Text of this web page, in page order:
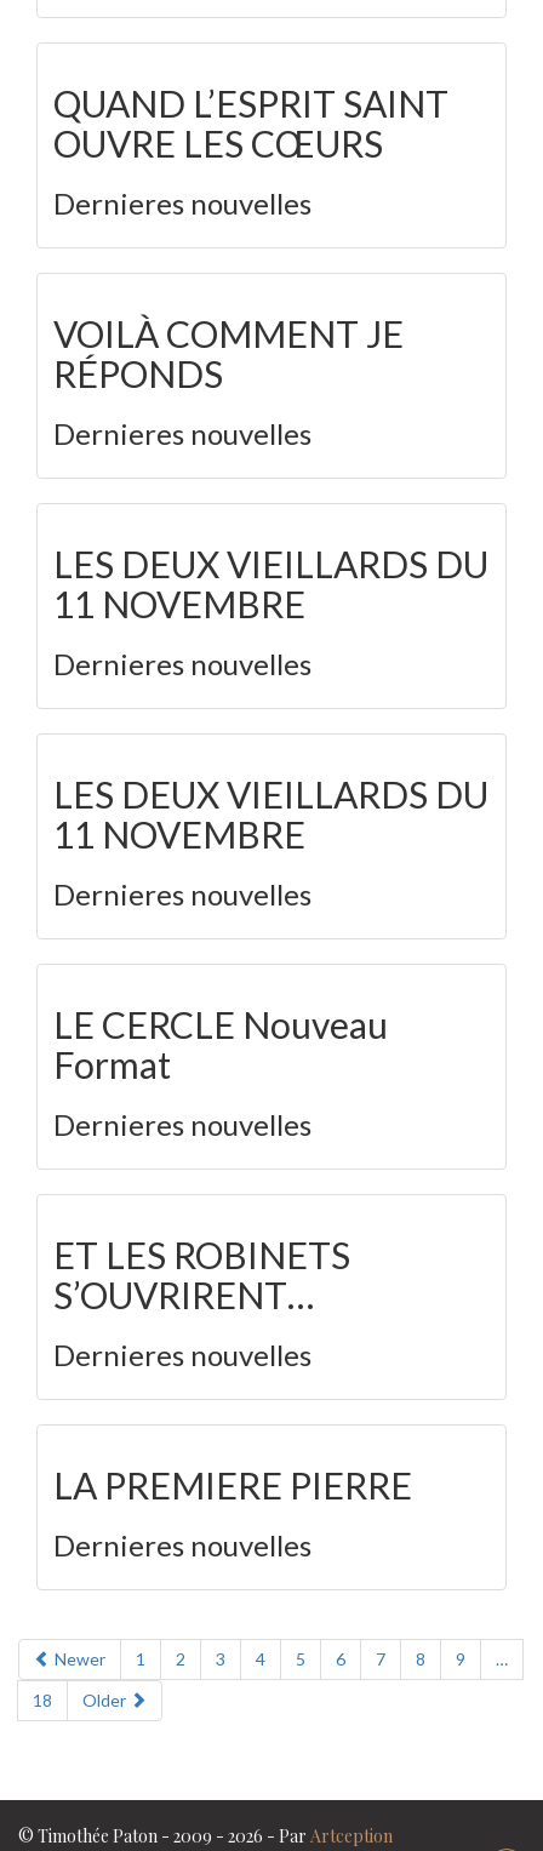
QUAND L’ESPRIT SAINT
OUVRE LES CŒURS
Dernieres nouvelles
VOILÀ COMMENT JE
RÉPONDS
Dernieres nouvelles
LES DEUX VIEILLARDS DU
11 NOVEMBRE
Dernieres nouvelles
LES DEUX VIEILLARDS DU
11 NOVEMBRE
Dernieres nouvelles
LE CERCLE Nouveau
Format
Dernieres nouvelles
ET LES ROBINETS
S’OUVRIRENT…
Dernieres nouvelles
LA PREMIERE PIERRE
Dernieres nouvelles
Newer 1 2 3 4 5 6 7 8 9
…
18
Older
© Timothée Paton - 2009 - 2026 - Par Artception